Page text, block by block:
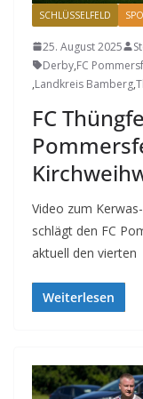
SCHLÜSSELFELD
25. August 2025
Derby,FC
,Landkreis Bamberg,
FC
Video zum
schlägt den FC
aktuell den vierten
Weiterlesen